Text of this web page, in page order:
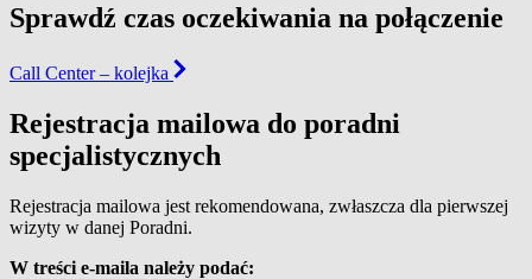
Sprawdź czas oczekiwania na połączenie
Call Center – kolejka
Rejestracja mailowa do poradni
specjalistycznych
Rejestracja mailowa jest rekomendowana, zwłaszcza dla pierwszej
wizyty w danej Poradni.
W treści e-maila należy podać: